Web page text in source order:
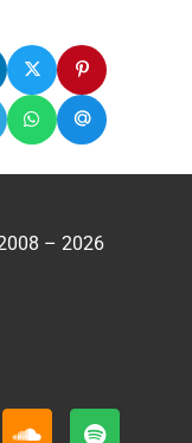
– 2026